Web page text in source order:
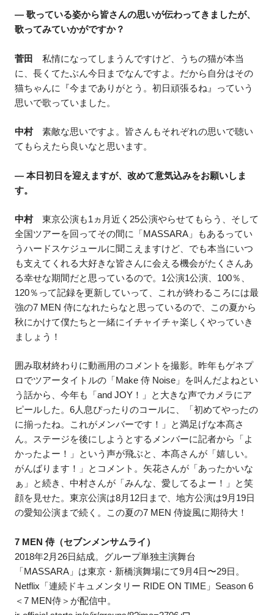
― 歌っている姿から皆さんの思いが伝わってきましたが、
歌ってみていかがですか？
菅田
私情になってしまうんですけど、うちの猫が本当
に、長くてたぶん今日までなんですよ。だから自分はその
猫ちゃんに『今までありがとう。初日頑張るね』っていう
思いで歌っていました。
中村素敵な思いですよ。皆さんもそれぞれの思いで聴い
てもらえたら良いなと思います。
― 本日初日を迎えますが、改めて意気込みをお願いしま
す。
中村東京公演も1ヵ月近く25公演やらせてもらう、そして
全国ツアーを回ってその間に「MASSARA」もあるってい
うハードスケジュールに聞こえますけど、でも本当にいつ
も支えてくれる大好きな皆さんに会える機会がたくさんあ
る幸せな期間だと思っているので。1公演1公演、100％、
120％って記録を更新していって、これが終わるころには最
強の7 MEN 侍になれたらなと思っているので、この夏から
秋にかけて僕たちと一緒にイチャイチャ楽しくやっていき
ましょう！
囲み取材終わりに動画用のコメントを撮影。昨年もゲネプ
ロでツアータイトルの「Make 侍 Noise」を叫んだよねとい
う話から、今年も「and JOY！」と大きな声でカメラにア
ピールした。6人息ぴったりのコールに、「初めてやったの
に揃ったね。これがメンバーです！」と満足げな本髙さ
ん。ステージを後にしようとするメンバーに記者から「よ
かったよー！」という声が飛ぶと、本髙さんが「嬉しい。
がんばります！」とコメント。矢花さんが「あったかいな
ぁ」と続き、中村さんが「みんな、愛してるよー！」と笑
顔を見せた。東京公演は8月12日まで、地方公演は9月19日
の愛知公演まで続く。この夏の7 MEN 侍旋風に期待大！
7 MEN 侍（セブンメンサムライ）
2018年2月26日結成。グループ単独主演舞台
「MASSARA」は東京・新橋演舞場にて9月4日〜29日。
Netflix「連続ドキュメンタリー RIDE ON TIME」Season 6
＜7 MEN侍＞が配信中。